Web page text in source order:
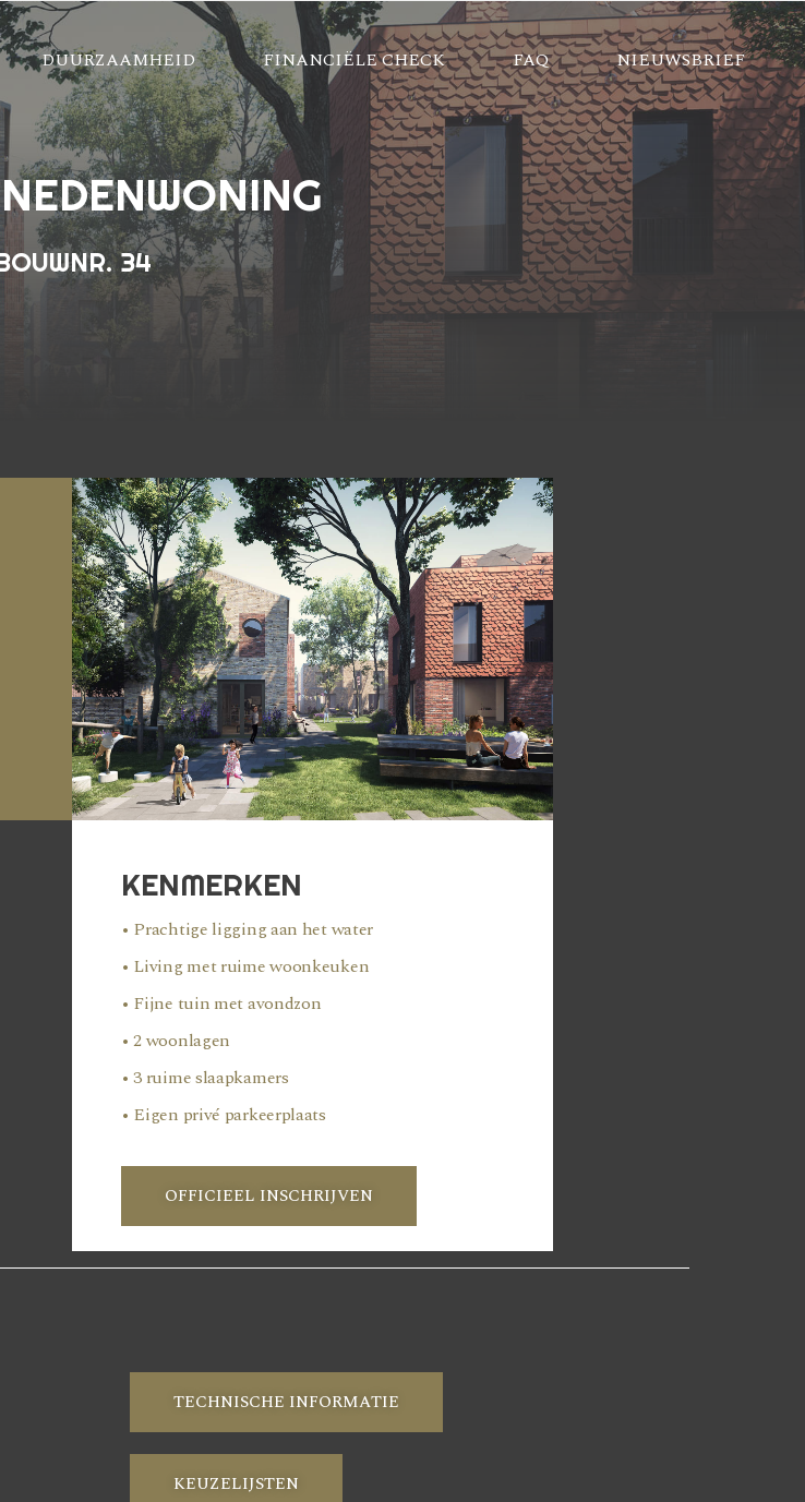
DUURZAAMHEID FINANCIËLE CHECK FAQ NIEUWSBRIEF
34
KENMERKEN
• Prachtige ligging aan het water
• Living met ruime woonkeuken
• Fijne tuin met avondzon
• 2 woonlagen
• 3 ruime slaapkamers
• Eigen privé parkeerplaats
OFFICIEEL INSCHRIJVEN
TECHNISCHE INFORMATIE
KEUZELIJSTEN